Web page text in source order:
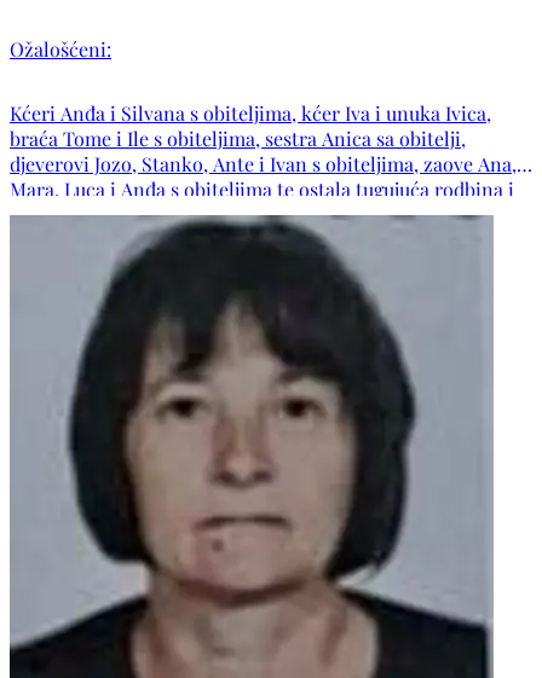
Ožalošćeni:
Kćeri Anđa i Silvana s obiteljima, kćer Iva i unuka Ivica,
braća Tome i Ile s obiteljima, sestra Anica sa obitelji,
djeverovi Jozo, Stanko, Ante i Ivan s obiteljima, zaove Ana,
Mara, Luca i Anđa s obiteljima te ostala tugujuća rodbina i
prijatelji. Neka joj Gospodin udijeli svoj mir i podari vječni
pokoj. Počivala u miru Božjem!